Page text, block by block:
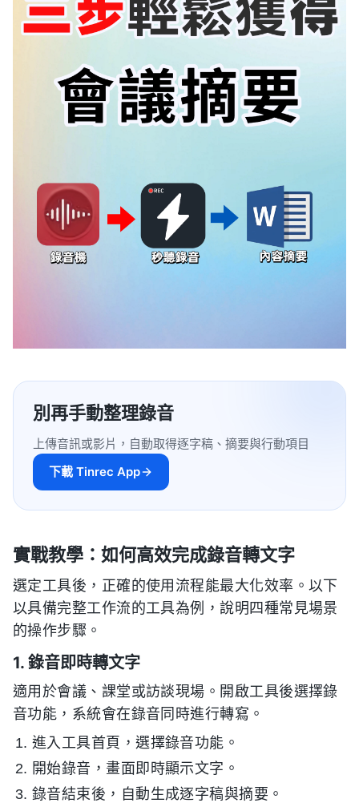
別再手動整理錄音
上傳音訊或影片，自動取得逐字稿、摘要與行動項目
下載 Tinrec App
實戰教學：如何高效完成錄音轉文字
選定工具後，正確的使用流程能最大化效率。以下
以具備完整工作流的工具為例，說明四種常見場景
的操作步驟。
1. 錄音即時轉文字
適用於會議、課堂或訪談現場。開啟工具後選擇錄
音功能，系統會在錄音同時進行轉寫。
進入工具首頁，選擇錄音功能。
開始錄音，畫面即時顯示文字。
錄音結束後，自動生成逐字稿與摘要。